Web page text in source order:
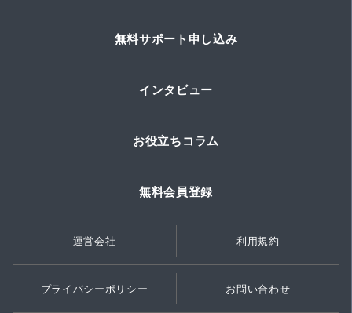
無料サポート申し込み
インタビュー
お役立ちコラム
無料会員登録
運営会社 利用規約
プライバシーポリシー お問い合わせ